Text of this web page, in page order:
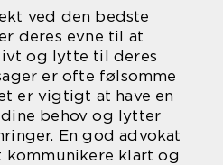
ved den bedste
deres evne til at
og lytte til deres
er ofte følsomme
er vigtigt at have en
behov og lytter
En god advokat
klart og